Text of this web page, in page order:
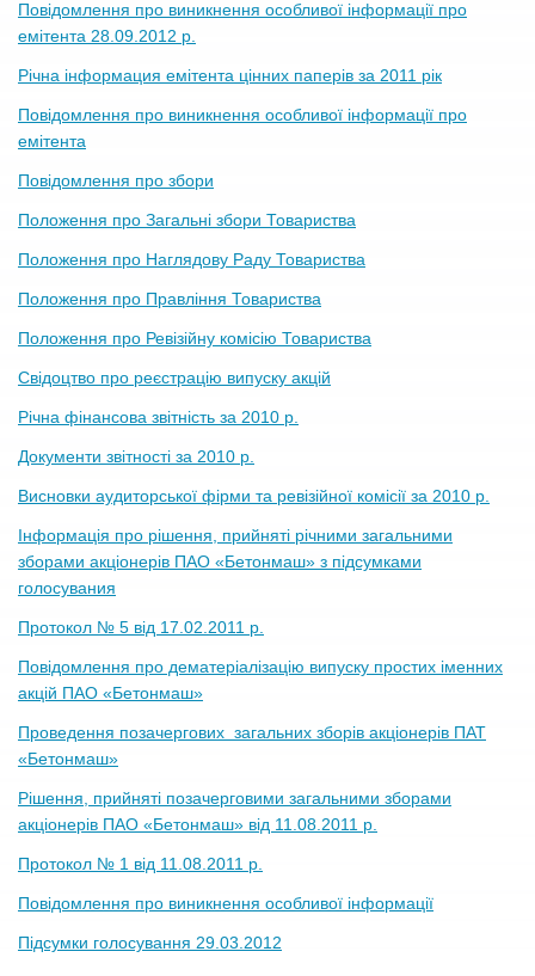
Повідомлення про виникнення особливої інформації про
емітента 28.09.2012 р.
Річна інформация емітента цінних паперів за 2011 рік
Повiдомлення про виникнення особливої інформації про
емітента
Повiдомлення про збори
Положення про Загальні збори Товариства
Положення про Наглядову Раду Товариства
Положення про Правління Товариства
Положення про Ревізійну комісію Товариства
Свідоцтво про реєстрацію випуску акцій
Річна фінансова звітність за 2010 р.
Документи звітності за 2010 р.
Висновки аудиторської фірми та ревізійної комісії за 2010 р.
Інформація про рішення, прийняті річними загальними
зборами акціонерів ПАО «Бетонмаш» з підсумками
голосувания
Протокол № 5 від 17.02.2011 р.
Повідомлення про дематеріалізацію випуску простих іменних
акцій ПАО «Бетонмаш»
Проведення позачергових загальних зборів акціонерів ПАТ
«Бетонмаш»
Рішення, прийняті позачерговими загальними зборами
акціонерів ПАО «Бетонмаш» від 11.08.2011 р.
Протокол № 1 від 11.08.2011 р.
Повiдомлення про виникнення особливої інформації
Пiдсумки голосування 29.03.2012